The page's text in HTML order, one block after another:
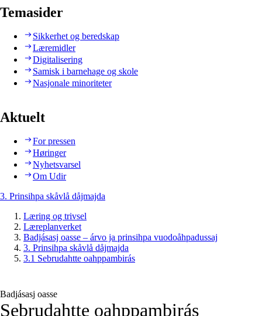
Temasider
Sikkerhet og beredskap
Læremidler
Digitalisering
Samisk i barnehage og skole
Nasjonale minoriteter
Aktuelt
For pressen
Høringer
Nyhetsvarsel
Om Udir
3. Prinsihpa skåvlå dåjmajda
Læring og trivsel
Læreplanverket
Badjásasj oasse – árvo ja prinsihpa vuodoåhpadussaj
3. Prinsihpa skåvlå dåjmajda
3.1 Sebrudahtte oahppambirás
Badjásasj oasse
Sebrudahtte oahppambirás